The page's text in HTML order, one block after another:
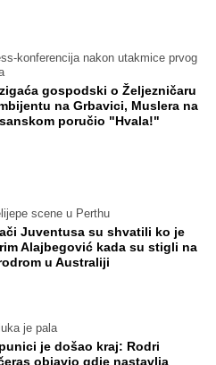
konferencija nakon utakmice prvog
gospodski o Željezničaru
na Grbavici, Muslera na
poručio "Hvala!"
scene u Perthu
Juventusa su shvatili ko je
Alajbegović kada su stigli na
u Australiji
je pala
je došao kraj: Rodri
objavio gdje nastavlja